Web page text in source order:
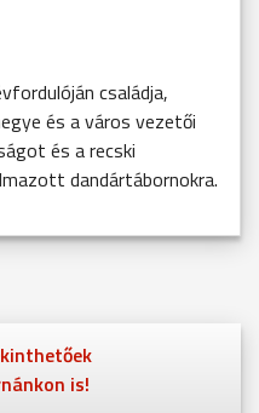
családja,
és a város vezetői
és a recski
dandártábornokra.
is!